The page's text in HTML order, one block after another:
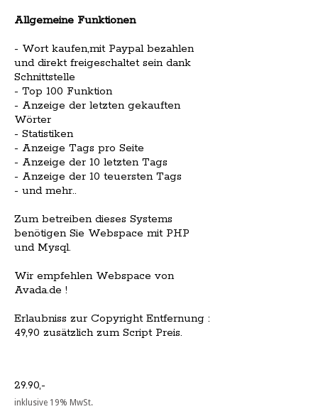
Allgemeine Funktionen
- Wort kaufen,mit Paypal bezahlen
und direkt freigeschaltet sein dank
Schnittstelle
- Top 100 Funktion
- Anzeige der letzten gekauften
Wörter
- Statistiken
- Anzeige Tags pro Seite
- Anzeige der 10 letzten Tags
- Anzeige der 10 teuersten Tags
- und mehr..
Zum betreiben dieses Systems
benötigen Sie Webspace mit PHP
und Mysql.
Wir empfehlen Webspace von
Avada.de !
Erlaubniss zur Copyright Entfernung :
49,90 zusätzlich zum Script Preis.
29.90,-
inklusive 19% MwSt.